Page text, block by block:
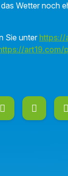
Wetter noch
Sie unter https://